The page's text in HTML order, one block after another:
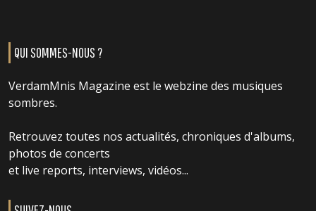
QUI SOMMES-NOUS ?
VerdamMnis Magazine est le webzine des musiques
sombres.
Retrouvez toutes nos actualités, chroniques d'albums,
photos de concerts
et live reports, interviews, vidéos...